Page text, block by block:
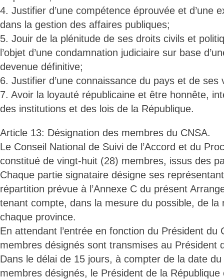
4. Justifier d’une compétence éprouvée et d’une
dans la gestion des affaires publiques;
5. Jouir de la plénitude de ses droits civils et
l’objet d’une condamnation judiciaire sur base
devenue définitive;
6. Justifier d’une connaissance du pays et de ses
7. Avoir la loyauté républicaine et être honnête,
des institutions et des lois de la République.
Article 13: Désignation des membres du CNSA.
Le Conseil National de Suivi de l’Accord et du
constitué de vingt-huit (28) membres, issus des
Chaque partie signataire désigne ses
répartition prévue à l’Annexe C du présent
tenant compte, dans la mesure du possible, de la
chaque province.
En attendant l’entrée en fonction du Président du
membres désignés sont transmises au Président
Dans le délai de 15 jours, à compter de la date
membres désignés, le Président de la République